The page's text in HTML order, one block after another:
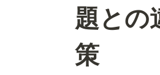
題との
策